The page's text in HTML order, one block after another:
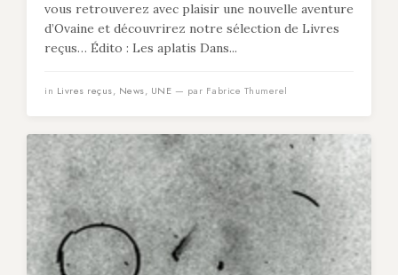
vous retrouverez avec plaisir une nouvelle aventure
d’Ovaine et découvrirez notre sélection de Livres
reçus… Édito : Les aplatis Dans...
in Livres reçus, News, UNE — par Fabrice Thumerel